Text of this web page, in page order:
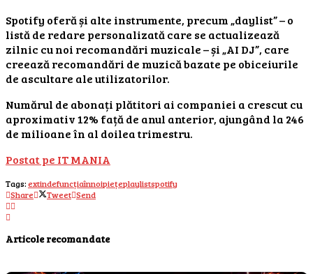
Spotify oferă și alte instrumente, precum „daylist” – o
listă de redare personalizată care se actualizează
zilnic cu noi recomandări muzicale – și „AI DJ”, care
creează recomandări de muzică bazate pe obiceiurile
de ascultare ale utilizatorilor.
Numărul de abonați plătitori ai companiei a crescut cu
aproximativ 12% față de anul anterior, ajungând la 246
de milioane în al doilea trimestru.
Postat pe IT MANIA
Tags:extindefuncțiaînnoipiețeplaylistspotify
Share
Tweet Send
Articole recomandate